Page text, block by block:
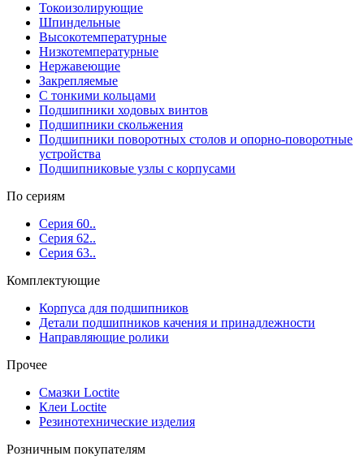
Токоизолирующие
Шпиндельные
Высокотемпературные
Низкотемпературные
Нержавеющие
Закрепляемые
С тонкими кольцами
Подшипники ходовых винтов
Подшипники скольжения
Подшипники поворотных столов и опорно-поворотные
устройства
Подшипниковые узлы с корпусами
По сериям
Серия 60..
Серия 62..
Серия 63..
Комплектующие
Корпуса для подшипников
Детали подшипников качения и принадлежности
Направляющие ролики
Прочее
Смазки Loctite
Клеи Loctite
Резинотехнические изделия
Розничным покупателям